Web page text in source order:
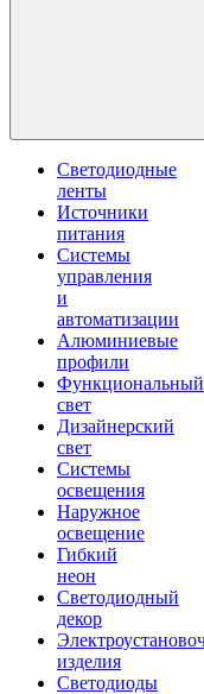
Светодиодные
ленты
Источники
питания
Системы
управления
и
автоматизации
Алюминиевые
профили
Функциональный
свет
Дизайнерский
свет
Системы
освещения
Наружное
освещение
Гибкий
неон
Светодиодный
декор
изделия
Светодиоды